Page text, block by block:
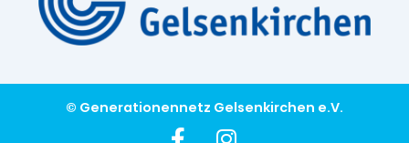
© Generationennetz Gelsenkirchen e.V.